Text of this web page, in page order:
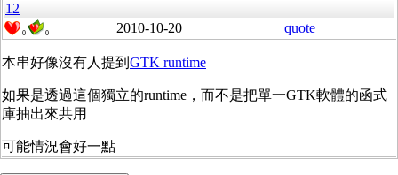
12
0 0 2010-10-20 quote
本串好像沒有人提到 GTK runtime
如果是透過這個獨立的runtime，而不是把單一GTK軟體的函式
庫抽出來共用
可能情況會好一點